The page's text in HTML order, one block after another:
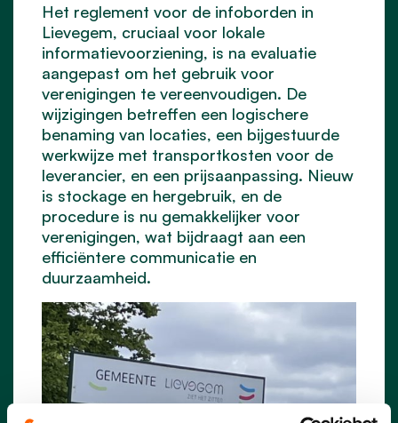
Het reglement voor de infoborden in
Lievegem, cruciaal voor lokale
informatievoorziening, is na evaluatie
aangepast om het gebruik voor
verenigingen te vereenvoudigen. De
wijzigingen betreffen een logischere
benaming van locaties, een bijgestuurde
werkwijze met transportkosten voor de
leverancier, en een prijsaanpassing. Nieuw
is stockage en hergebruik, en de
procedure is nu gemakkelijker voor
verenigingen, wat bijdraagt aan een
efficiëntere communicatie en
duurzaamheid.